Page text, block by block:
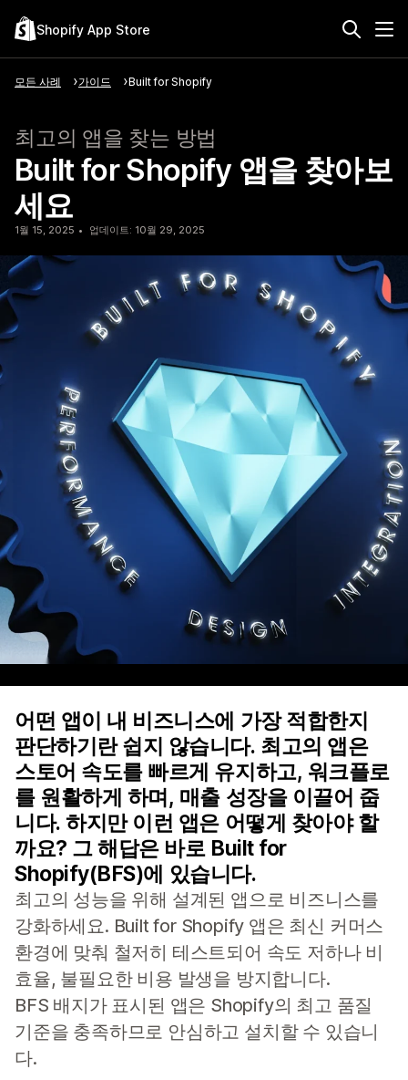
Shopify App Store
모든 사례 가이드 Built for Shopify
최고의 앱을 찾는 방법
Built for Shopify 앱을 찾아보
세요
1월 15, 2025 업데이트: 10월 29, 2025
어떤 앱이 내 비즈니스에 가장 적합한지
판단하기란 쉽지 않습니다. 최고의 앱은
스토어 속도를 빠르게 유지하고, 워크플로
를 원활하게 하며, 매출 성장을 이끌어 줍
니다. 하지만 이런 앱은 어떻게 찾아야 할
까요? 그 해답은 바로 Built for
Shopify(BFS)에 있습니다.
최고의 성능을 위해 설계된 앱으로 비즈니스를
강화하세요. Built for Shopify 앱은 최신 커머스
환경에 맞춰 철저히 테스트되어 속도 저하나 비
효율, 불필요한 비용 발생을 방지합니다.
BFS 배지가 표시된 앱은 Shopify의 최고 품질
기준을 충족하므로 안심하고 설치할 수 있습니
다.